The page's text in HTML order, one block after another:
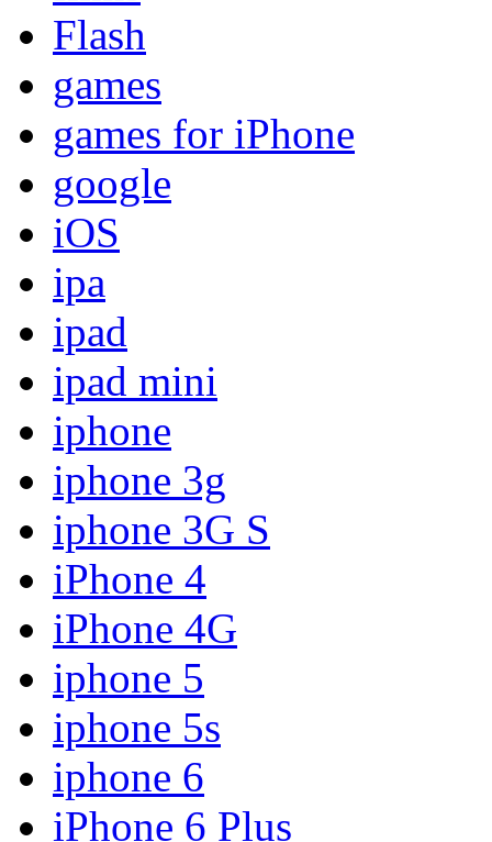
Flash
games
games for iPhone
google
iOS
ipa
ipad
ipad mini
iphone
iphone 3g
iphone 3G S
iPhone 4
iPhone 4G
iphone 5
iphone 5s
iphone 6
iPhone 6 Plus